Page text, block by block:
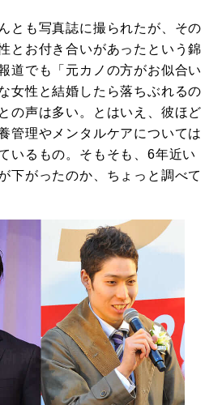
とも写真誌に撮られたが、その
とお付き合いがあったという錦
道でも「元カノの方がお似合い
女性と結婚したら落ちぶれるの
の声は多い。とはいえ、彼ほど
管理やメンタルケアについては
いるもの。そもそも、6年近い
下がったのか、ちょっと調べて